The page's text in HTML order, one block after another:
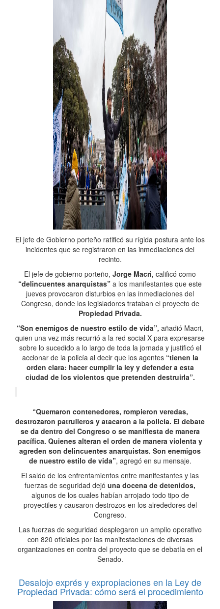
El jefe de Gobierno porteño ratificó su rígida postura ante los
incidentes que se registraron en las inmediaciones del
recinto.
El jefe de gobierno porteño, Jorge Macri, calificó como
“delincuentes anarquistas” a los manifestantes que este
jueves provocaron disturbios en las inmediaciones del
Congreso, donde los legisladores trataban el proyecto de
Propiedad Privada.
“Son enemigos de nuestro estilo de vida”, añadió Macri,
quien una vez más recurrió a la red social X para expresarse
sobre lo sucedido a lo largo de toda la jornada y justificó el
accionar de la policía al decir que los agentes “tienen la
orden clara: hacer cumplir la ley y defender a esta
ciudad de los violentos que pretenden destruirla”.
“Quemaron contenedores, rompieron veredas,
destrozaron patrulleros y atacaron a la policía. El debate
se da dentro del Congreso o se manifiesta de manera
pacífica. Quienes alteran el orden de manera violenta y
agreden son delincuentes anarquistas. Son enemigos
de nuestro estilo de vida”, agregó en su mensaje.
El saldo de los enfrentamientos entre manifestantes y las
fuerzas de seguridad dejó una docena de detenidos,
algunos de los cuales habían arrojado todo tipo de
proyectiles y causaron destrozos en los alrededores del
Congreso.
Las fuerzas de seguridad desplegaron un amplio operativo
con 820 oficiales por las manifestaciones de diversas
organizaciones en contra del proyecto que se debatía en el
Senado.
Desalojo exprés y expropiaciones en la Ley de
Propiedad Privada: cómo será el procedimiento